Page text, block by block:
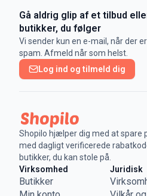
Gå aldrig glip af et tilbud
butikker, du følger
Vi sender kun en e-mail, når der
spam. Afmeld når som helst.
Log ind og tilmeld dig
Shopilo hjælper dig med at spare
med dagligt verificerede
butikker, du kan stole på.
Virksomhed
Butikker
Juridisk